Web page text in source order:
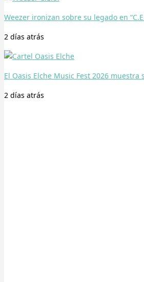
Weezer ironizan sobre su legado en
2 días atrás
El Oasis Elche Music Fest 2026 muestra
2 días atrás